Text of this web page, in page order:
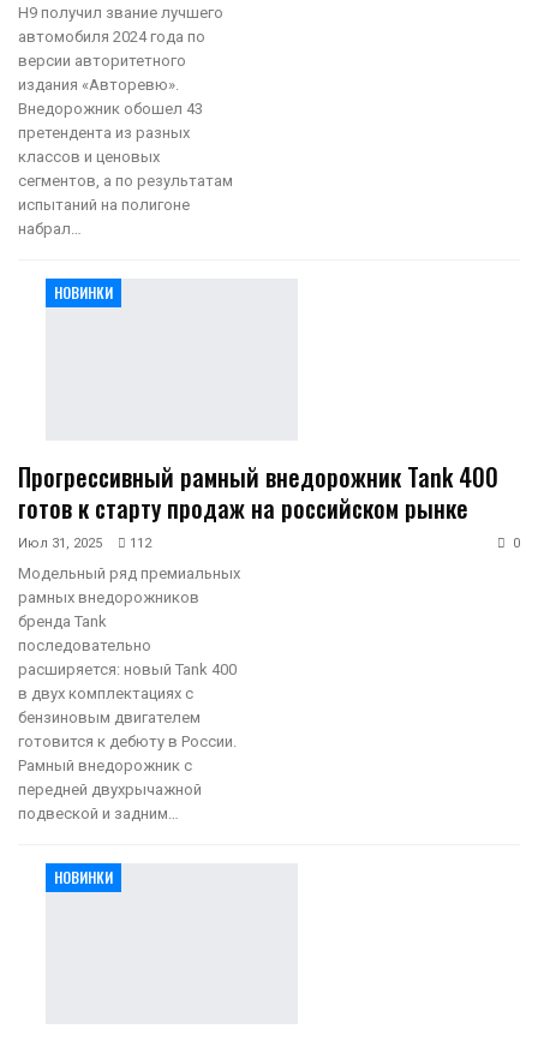
H9 получил звание лучшего
автомобиля 2024 года по
версии авторитетного
издания «Авторевю».
Внедорожник обошел 43
претендента из разных
классов и ценовых
сегментов, а по результатам
испытаний на полигоне
набрал…
НОВИНКИ
Прогрессивный рамный внедорожник Tank 400
готов к старту продаж на российском рынке
Июл 31, 2025 112 0
Модельный ряд премиальных
рамных внедорожников
бренда Tank
последовательно
расширяется: новый Tank 400
в двух комплектациях с
бензиновым двигателем
готовится к дебюту в России.
Рамный внедорожник с
передней двухрычажной
подвеской и задним…
НОВИНКИ